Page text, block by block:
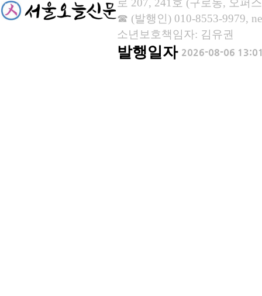
로 207, 241호 (구로동, 오퍼
☎ (발행인) 010-8553-9979,
소년보호책임자: 김유권
발행일자